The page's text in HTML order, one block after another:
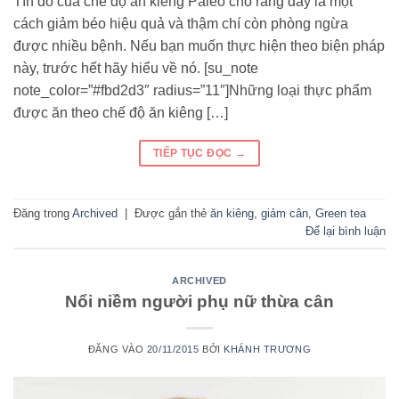
cách giảm béo hiệu quả và thậm chí còn phòng ngừa
được nhiều bệnh. Nếu bạn muốn thực hiện theo biện pháp
này, trước hết hãy hiểu về nó. [su_note
note_color=”#fbd2d3″ radius=”11″]Những loại thực phẩm
được ăn theo chế độ ăn kiêng […]
TIẾP TỤC ĐỌC →
Đăng trong Archived Được gắn thẻ ăn kiêng, giảm cân, Green tea
Để lại bình luận
ARCHIVED
Nổi niềm người phụ nữ thừa cân
ĐĂNG VÀO 20/11/2015 BỞI KHÁNH TRƯƠNG